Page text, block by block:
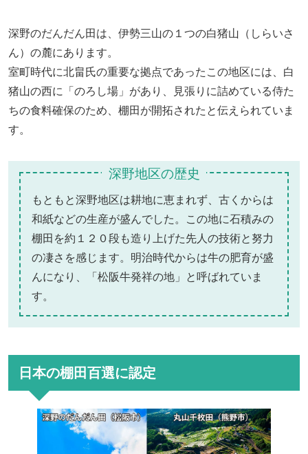
深野のだんだん田は、伊勢三山の１つの白猪山（しらいさ
ん）の麓にあります。
室町時代に北畠氏の重要な拠点であったこの地区には、白
猪山の西に「のろし場」があり、見張りに詰めている侍た
ちの食料確保のため、棚田が開拓されたと伝えられていま
す。
深野地区の歴史
もともと深野地区は耕地に恵まれず、古くからは
和紙などの生産が盛んでした。この地に石積みの
棚田を約１２０段も造り上げた先人の技術と努力
の凄さを感じます。明治時代からは牛の肥育が盛
んになり、「松阪牛発祥の地」と呼ばれていま
す。
日本の棚田百選に認定